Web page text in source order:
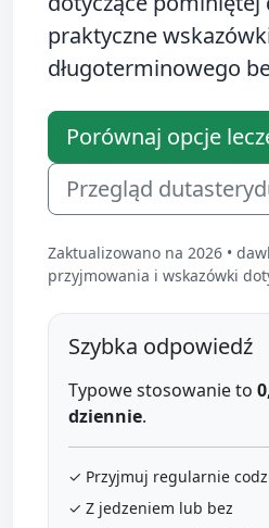
praktyczne
długoterminowego
Porównaj opcje
Przegląd
Zaktualizowano na 2026 •
przyjmowania i wskazówki
Szybka odpowiedź
Typowe stosowanie to
dziennie.
✓ Przyjmuj regularnie
✓ Z jedzeniem lub bez